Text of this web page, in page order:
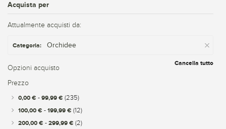
Acquista per
Attualmente acquisti da:
Categoria: Orchidee
Cancella tutto
Opzioni acquisto
Prezzo
0,00 € - 99,99 € (235)
100,00 € - 199,99 € (12)
200,00 € - 299,99 € (2)